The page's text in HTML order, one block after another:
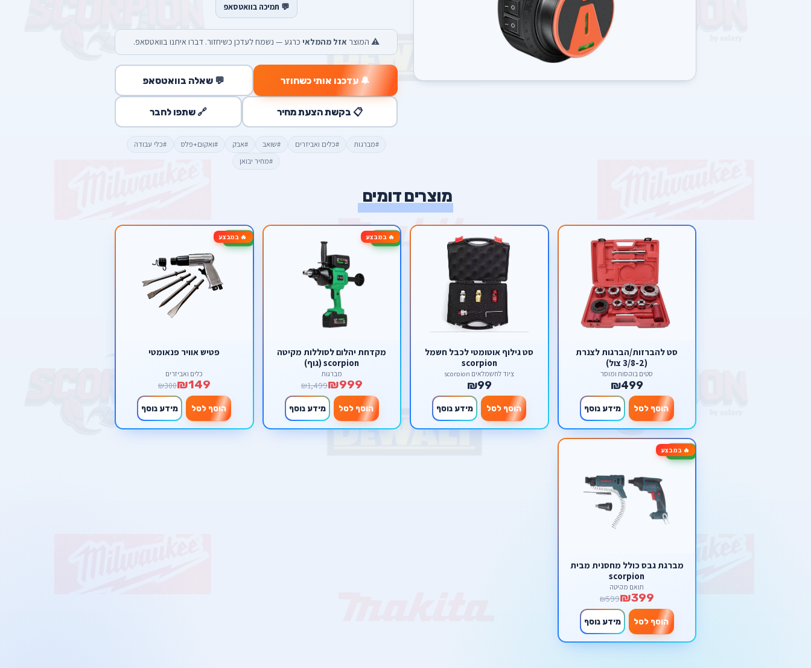
💬 תמיכה בוואטסאפ
⚠️ המוצר אזל מהמלאי כרגע — נשמח לעדכן כשיחזור. דברו איתנו בוואטסאפ.
🔔 עדכנו אותי כשחוזר 💬 שאלה בוואטסאפ
📋 בקשת הצעת מחיר 🔗 שתפו לחבר
#מברגות #כלים ואביזרים #שואב #אבק #ואקום+פלס
#כלי עבודה
#מחיר יבואן
מוצרים דומים
סט להברזות/הברגות לצנרת
(3/8-2 צול)
סטים בוקסות ומוסך
₪499
הוסף לסל מידע נוסף
סט גילוף אוטומטי לכבל חשמל
scorpion
ציוד לחשמלאים scorpion
₪99
הוסף לסל מידע נוסף
🔥 במבצע-33%
מקדחת יהלום לסוללות מקיטה
scorpion (גוף)
מברגות
₪999
₪1,499
הוסף לסל מידע נוסף
🔥 במבצע-50%
פטיש אוויר פנאומטי
כלים ואביזרים
₪149
₪300
הוסף לסל מידע נוסף
🔥 במבצע-33%
מברגת גבס כולל מחסנית מבית
scorpion
תואם מקיטה
₪399
₪599
הוסף לסל מידע נוסף